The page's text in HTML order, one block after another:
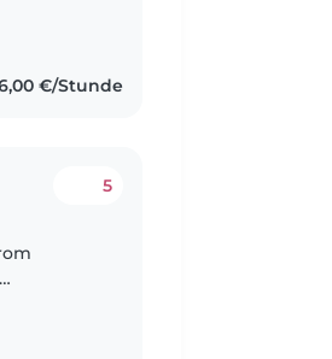
€/Stunde
5